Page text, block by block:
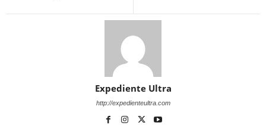
Expediente Ultra
http://expedienteultra.com